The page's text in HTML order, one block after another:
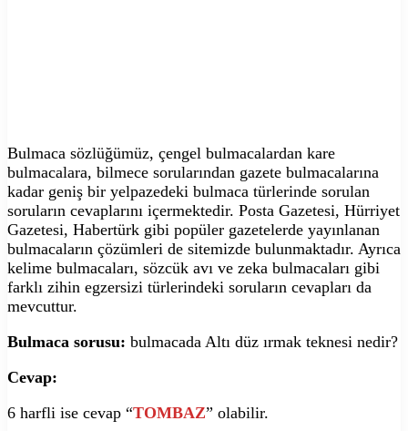
Bulmaca sözlüğümüz, çengel bulmacalardan kare
bulmacalara, bilmece sorularından gazete bulmacalarına
kadar geniş bir yelpazedeki bulmaca türlerinde sorulan
soruların cevaplarını içermektedir. Posta Gazetesi, Hürriyet
Gazetesi, Habertürk gibi popüler gazetelerde yayınlanan
bulmacaların çözümleri de sitemizde bulunmaktadır. Ayrıca
kelime bulmacaları, sözcük avı ve zeka bulmacaları gibi
farklı zihin egzersizi türlerindeki soruların cevapları da
mevcuttur.
Bulmaca sorusu: bulmacada Altı düz ırmak teknesi nedir?
Cevap:
6 harfli ise cevap “TOMBAZ” olabilir.